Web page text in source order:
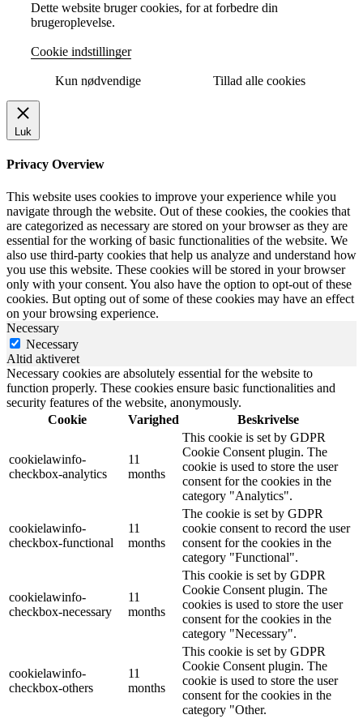
Dette website bruger cookies, for at forbedre din
brugeroplevelse.
Cookie indstillinger
Kun nødvendige Tillad alle cookies
Luk
Privacy Overview
This website uses cookies to improve your experience while you
navigate through the website. Out of these cookies, the cookies that
are categorized as necessary are stored on your browser as they are
essential for the working of basic functionalities of the website. We
also use third-party cookies that help us analyze and understand how
you use this website. These cookies will be stored in your browser
only with your consent. You also have the option to opt-out of these
cookies. But opting out of some of these cookies may have an effect
on your browsing experience.
Necessary
Necessary
Altid aktiveret
Necessary cookies are absolutely essential for the website to
function properly. These cookies ensure basic functionalities and
security features of the website, anonymously.
Cookie
Varighed Beskrivelse
cookielawinfo-
checkbox-analytics
11
months
This cookie is set by GDPR
Cookie Consent plugin. The
cookie is used to store the user
consent for the cookies in the
category "Analytics".
cookielawinfo-
checkbox-functional
11
months
The cookie is set by GDPR
cookie consent to record the user
consent for the cookies in the
category "Functional".
cookielawinfo-
checkbox-necessary
11
months
This cookie is set by GDPR
Cookie Consent plugin. The
cookies is used to store the user
consent for the cookies in the
category "Necessary".
cookielawinfo-
checkbox-others
11
months
This cookie is set by GDPR
Cookie Consent plugin. The
cookie is used to store the user
consent for the cookies in the
category "Other.